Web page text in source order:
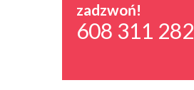
zadzwoń!
608 311 282